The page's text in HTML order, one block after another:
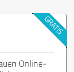
Online-